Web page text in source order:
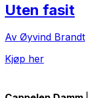
Uten fasit
Av Øyvind Brandt
Kjøp her